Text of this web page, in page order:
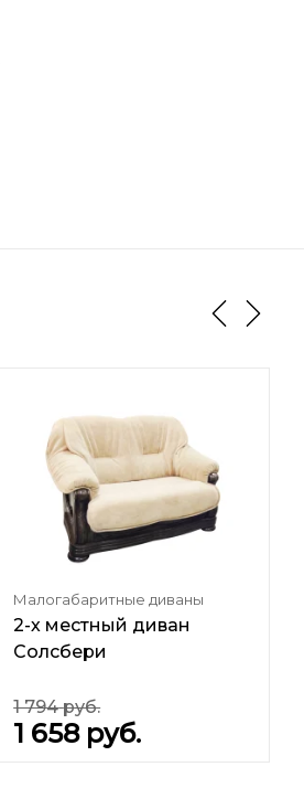
Малогабаритные диваны
2-х местный диван
Солсбери
1 794 руб.
1 658 руб.